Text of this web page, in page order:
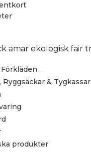
Ryggsäckar & Tygkassar
produkter